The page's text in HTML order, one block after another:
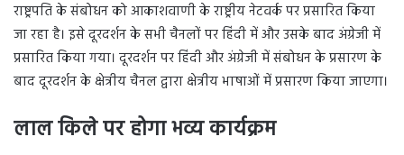
राष्ट्रपति के संबोधन को आकाशवाणी के राष्ट्रीय नेटवर्क पर प्रसारित किया
जा रहा है। इसे दूरदर्शन के सभी चैनलों पर हिंदी में और उसके बाद अंग्रेजी में
प्रसारित किया गया। दूरदर्शन पर हिंदी और अंग्रेजी में संबोधन के प्रसारण के
बाद दूरदर्शन के क्षेत्रीय चैनल द्वारा क्षेत्रीय भाषाओं में प्रसारण किया जाएगा।
लाल किले पर होगा भव्य कार्यक्रम